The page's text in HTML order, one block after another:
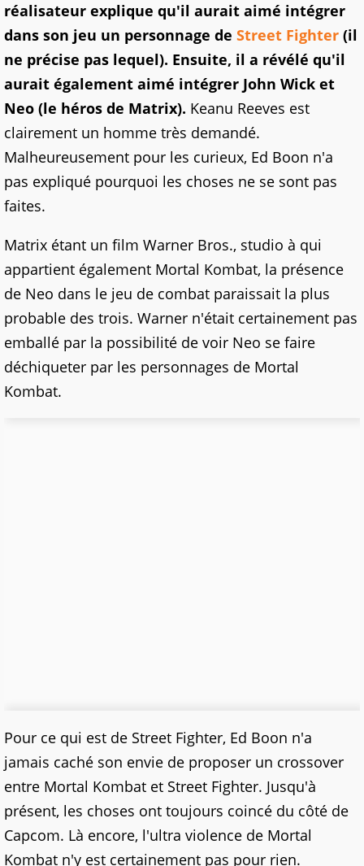
réalisateur explique qu'il aurait aimé intégrer
dans son jeu un personnage de Street Fighter (il
ne précise pas lequel). Ensuite, il a révélé qu'il
aurait également aimé intégrer John Wick et
Neo (le héros de Matrix). Keanu Reeves est
clairement un homme très demandé.
Malheureusement pour les curieux, Ed Boon n'a
pas expliqué pourquoi les choses ne se sont pas
faites.
Matrix étant un film Warner Bros., studio à qui
appartient également Mortal Kombat, la présence
de Neo dans le jeu de combat paraissait la plus
probable des trois. Warner n'était certainement pas
emballé par la possibilité de voir Neo se faire
déchiqueter par les personnages de Mortal
Kombat.
Pour ce qui est de Street Fighter, Ed Boon n'a
jamais caché son envie de proposer un crossover
entre Mortal Kombat et Street Fighter. Jusqu'à
présent, les choses ont toujours coincé du côté de
Capcom. Là encore, l'ultra violence de Mortal
Kombat n'y est certainement pas pour rien.